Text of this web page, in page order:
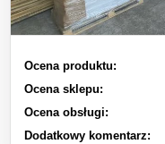
Ocena produktu:
Ocena sklepu:
Ocena obsługi:
Dodatkowy komentarz: